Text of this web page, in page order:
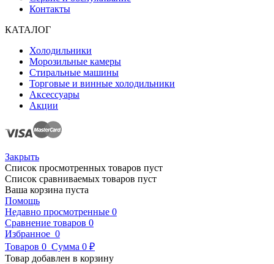
Контакты
КАТАЛОГ
Холодильники
Морозильные камеры
Стиральные машины
Торговые и винные холодильники
Аксессуары
Акции
Закрыть
Список просмотренных товаров пуст
Список сравниваемых товаров пуст
Ваша корзина пуста
Помощь
Недавно просмотренные 0
Сравнение товаров 0
Избранное 0
Товаров 0 Сумма 0 ₽
Товар добавлен в корзину